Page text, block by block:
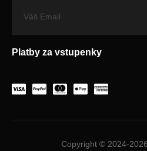
Platby za vstupenky
Copyright © 2024-